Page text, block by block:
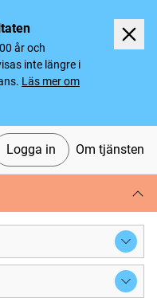
år och
inte längre i
Läs mer om
Logga in Om tjänsten